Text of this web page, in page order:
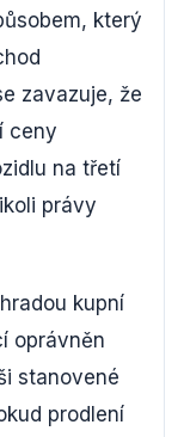
který
zavazuje, že
ceny
na třetí
právy
kupní
oprávněn
stanovené
prodlení